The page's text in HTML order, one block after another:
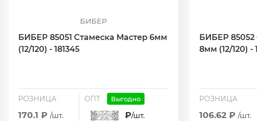
БИБЕР
БИБЕР 85051 Стамеска Мастер 6мм
(12/120) - 181345
РОЗНИЦА
170.1 ₽ /шт.
ОПТ Выгодно
₽/шт.
БИБЕР 85052
8мм (12/120) -
РОЗНИЦА
106.62 ₽ /шт.